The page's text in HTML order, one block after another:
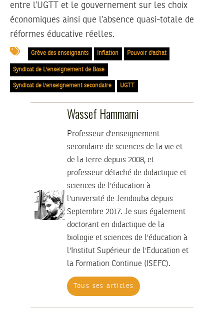
entre l’UGTT et le gouvernement sur les choix
économiques ainsi que l’absence quasi-totale de
réformes éducative réelles.
Grève des enseignants Inflation Pouvoir d'achat
Syndicat de L'enseignement de Base
Syndicat de l'enseignement secondaire UGTT
Wassef Hammami
Professeur d'enseignement
secondaire de sciences de la vie et
de la terre depuis 2008, et
professeur détaché de didactique et
sciences de l'éducation à
l'université de Jendouba depuis
Septembre 2017. Je suis également
doctorant en didactique de la
biologie et sciences de l'éducation à
l'Institut Supérieur de l'Education et
la Formation Continue (ISEFC).
Tous ses articles